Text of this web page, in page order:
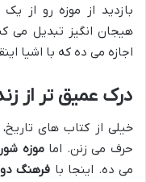
بازدید از موزه رو از
هیجان انگیز تبدیل می
اجازه می ده که با اشیا
درک عمیق تر از
خیلی از کتاب های
حرف می زنن. اماموزه
می ده. اینجا با فرهنگ